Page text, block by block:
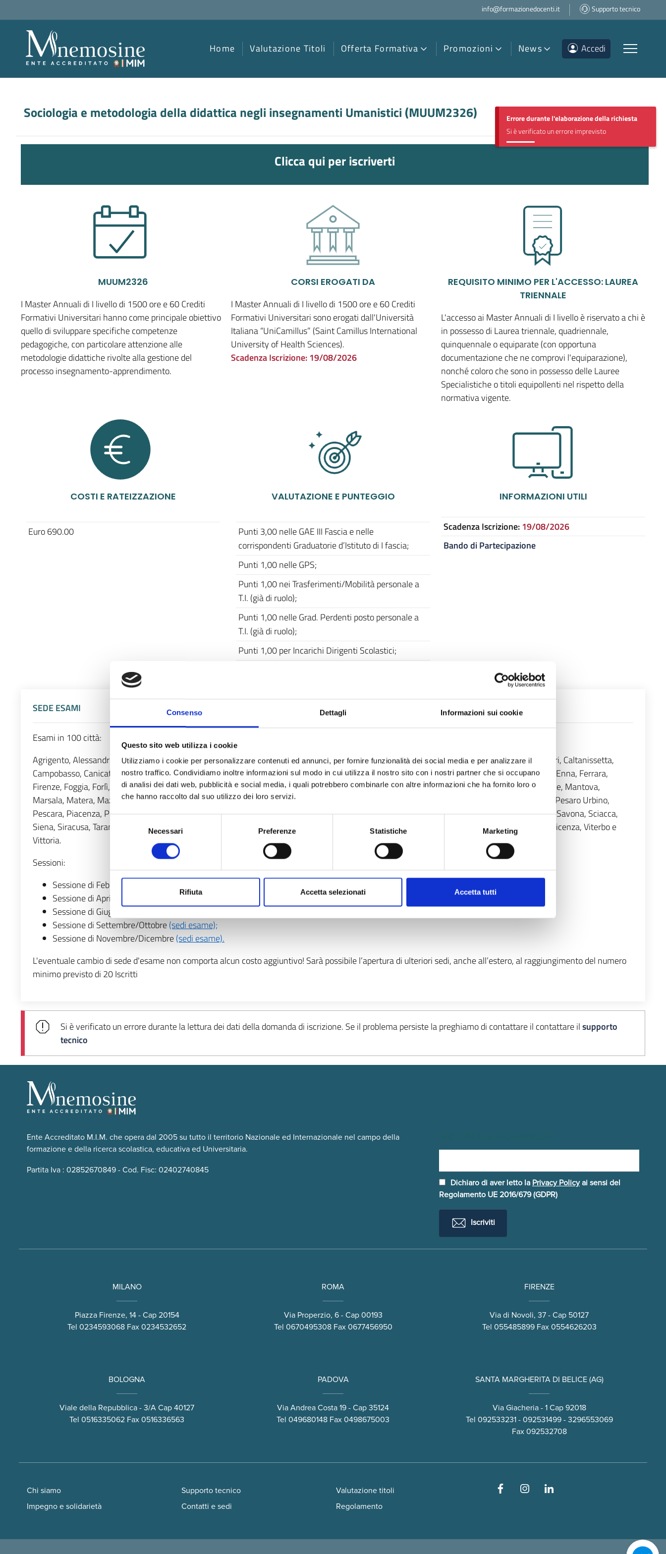
Consenso Dettagli Informazioni sui cookie
Questo sito web utilizza i cookie
Utilizziamo i cookie per personalizzare contenuti ed annunci, per fornire funzionalità dei social media e per analizzare il
nostro traffico. Condividiamo inoltre informazioni sul modo in cui utilizza il nostro sito con i nostri partner che si occupano
di analisi dei dati web, pubblicità e social media, i quali potrebbero combinarle con altre informazioni che ha fornito loro o
che hanno raccolto dal suo utilizzo dei loro servizi.
Necessari Preferenze Statistiche Marketing
Rifiuta Accetta selezionati Accetta tutti
info@formazionedocenti.it Supporto tecnico
Home Valutazione Titoli Offerta Formativa Promozioni News Accedi
Errore durante l'elaborazione della richiesta
Si è verificato un errore imprevisto
Sociologia e metodologia della didattica negli insegnamenti Umanistici (MUUM2326)
Clicca qui per iscriverti
MUUM2326
I Master Annuali di I livello di 1500 ore e 60 Crediti
Formativi Universitari hanno come principale obiettivo
quello di sviluppare specifiche competenze
pedagogiche, con particolare attenzione alle
metodologie didattiche rivolte alla gestione del
processo insegnamento-apprendimento.
CORSI EROGATI DA
I Master Annuali di I livello di 1500 ore e 60 Crediti
Formativi Universitari sono erogati dall'Università
Italiana “UniCamillus” (Saint Camillus International
University of Health Sciences).
Scadenza Iscrizione:19/08/2026
REQUISITO MINIMO PER L'ACCESSO: LAUREA
TRIENNALE
L'accesso ai Master Annuali di I livello è riservato a chi è
in possesso di Laurea triennale, quadriennale,
quinquennale o equiparate (con opportuna
documentazione che ne comprovi l'equiparazione),
nonché coloro che sono in possesso delle Lauree
Specialistiche o titoli equipollenti nel rispetto della
normativa vigente.
COSTI E RATEIZZAZIONE
Euro 690.00
VALUTAZIONE E PUNTEGGIO
Punti 3,00 nelle GAE III Fascia e nelle
corrispondenti Graduatorie d’Istituto di I fascia;
Punti 1,00 nelle GPS;
Punti 1,00 nei Trasferimenti/Mobilità personale a
T.I. (già di ruolo);
Punti 1,00 nelle Grad. Perdenti posto personale a
T.I. (già di ruolo);
Punti 1,00 per Incarichi Dirigenti Scolastici;
INFORMAZIONI UTILI
Scadenza Iscrizione:19/08/2026
Bando di Partecipazione
SEDE ESAMI
Esami in 100 città:
Agrigento, Alessandria, Ancona, Andria, Aosta, Arezzo, Avellino, Bari, Belluno, Benevento, Bergamo, Bologna, Bolzano, Brescia, Brindisi, Cagliari, Caltanissetta,
Campobasso, Canicattì, Capo d’Orlando/Milazzo (ME), Caserta, Castelvetrano (TP), Catania, Catanzaro, Chieti, Como, Cosenza, Crotone, Cuneo, Enna, Ferrara,
Firenze, Foggia, Forlì, Frosinone, Genova, Grosseto, Imperia, L’Aquila, La Spezia, Latina, Lecce, Livorno, Lodi, Lucca, Macerata/Civitanova Marche, Mantova,
Marsala, Matera, Mazara del Vallo, Messina, Milano, Modena, Napoli, Novara, Nuoro, Olbia, Oristano, Padova, Palermo, Parma, Pavia, Perugia, Pesaro Urbino,
Pescara, Piacenza, Pisa, Pordenone, Potenza, Prato, Ragusa, Ravenna, Reggio Calabria, Reggio Emilia, Rimini, Roma, Rovigo, Salerno, Sassari, Savona, Sciacca,
Siena, Siracusa, Taranto, Teramo, Termini Imerese, Terni, Torino, Trapani, Trento, Treviso, Trieste, Udine, Varese, Venezia, Verona, Vibo Valentia, Vicenza, Viterbo e
Vittoria.
Sessioni:
Sessione di Febbraio/Marzo
Sessione di Aprile/Maggio
(sedi esame);
Sessione di Giugno/Luglio
Sessione di Settembre/Ottobre(sedi esame);
Sessione di Novembre/Dicembre(sedi esame).
L'eventuale cambio di sede d'esame non comporta alcun costo aggiuntivo! Sarà possibile l’apertura di ulteriori sedi, anche all’estero, al raggiungimento del numero
minimo previsto di 20 Iscritti
Si è verificato un errore durante la lettura dei dati della domanda di iscrizione. Se il problema persiste la preghiamo di contattare il contattare ilsupporto
tecnico
Ente Accreditato M.I.M. che opera dal 2005 su tutto il territorio Nazionale ed Internazionale nel campo della
formazione e della ricerca scolastica, educativa ed Universitaria.
Partita Iva : 02852670849 - Cod. Fisc: 02402740845
Dichiaro di aver letto la Privacy Policyai sensi del
Regolamento UE 2016/679 (GDPR)
Iscriviti
MILANO
Piazza Firenze, 14 - Cap 20154
Tel 0234593068 Fax 0234532652
ROMA
Via Properzio, 6 - Cap 00193
Tel 0670495308Fax 0677456950
FIRENZE
Via di Novoli, 37 - Cap 50127
Tel 055485899Fax 0554626203
BOLOGNA
Viale della Repubblica - 3/A Cap 40127
Tel 0516335062 Fax 0516336563
PADOVA
Via Andrea Costa 19 - Cap 35124
Tel 049680148 Fax 0498675003
SANTA MARGHERITA DI BELICE (AG)
Via Giacheria - 1 Cap 92018
Tel 092533231- 092531499- 3296553069
Fax 092532708
Chi siamo
Impegno e solidarietà
Supporto tecnico
Contatti e sedi
Valutazione titoli
Regolamento